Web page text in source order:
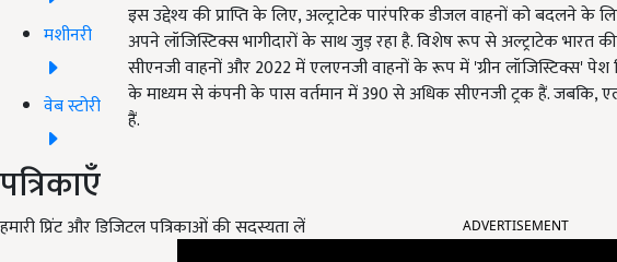
मशीनरी
वेब स्टोरी
पत्रिकाएँ
हमारी प्रिंट और डिजिटल पत्रिकाओं की सदस्यता लें
इस उद्देश्य की प्राप्ति के लिए, अल्ट्राटेक पारंपरिक डीजल वाहनों को बदलने
अपने लॉजिस्टिक्स भागीदारों के साथ जुड़ रहा है. विशेष रूप से अल्ट्राटेक
सीएनजी वाहनों और 2022 में एलएनजी वाहनों के रूप में 'ग्रीन लॉजिस्टिक्स' पेश
के माध्यम से कंपनी के पास वर्तमान में 390 से अधिक सीएनजी ट्रक हैं. जबकि,
हैं.